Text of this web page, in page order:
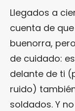
Llegados a
cuenta de que
buenorra,
de cuidado:
delante de ti
ruido)
soldados. Y